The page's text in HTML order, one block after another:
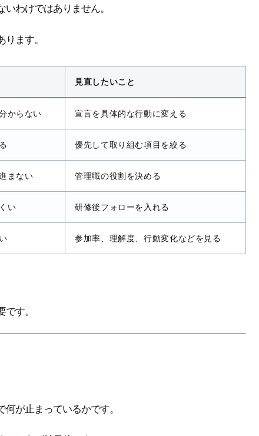
わけではありません。
ます。
見直したいこと
からない 宣言を具体的な行動に変える
優先して取り組む項目を絞る
まない 管理職の役割を決める
い 研修後フォローを入れる
参加率、理解度、行動変化などを見る
す。
が止まっているかです。